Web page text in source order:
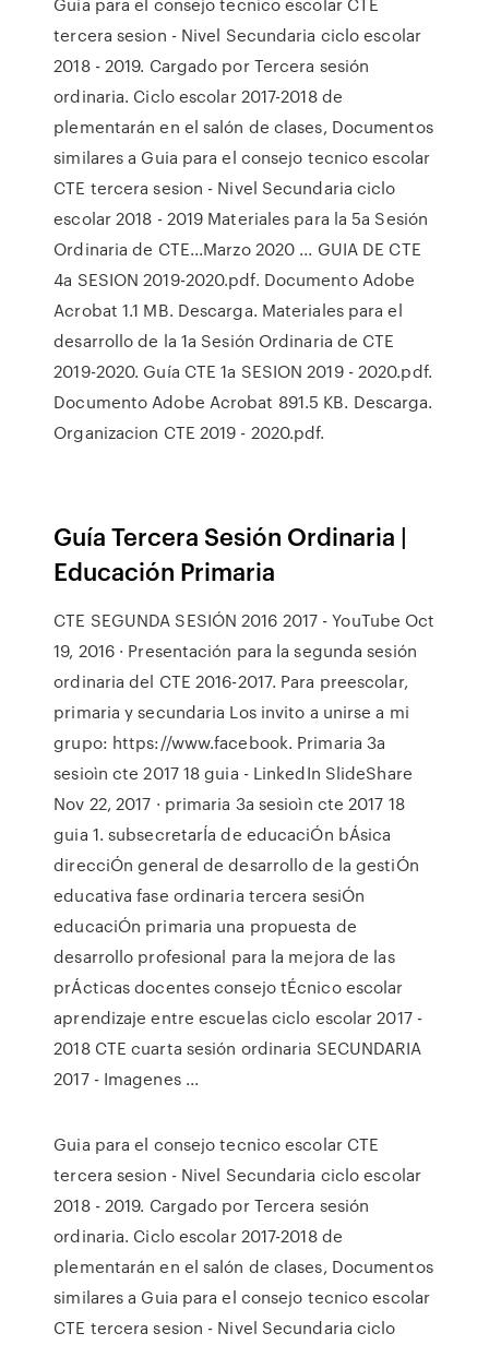
tercera sesion - Nivel Secundaria ciclo escolar
2018 - 2019. Cargado por Tercera sesión
ordinaria. Ciclo escolar 2017-2018 de
plementarán en el salón de clases, Documentos
similares a Guia para el consejo tecnico escolar
CTE tercera sesion - Nivel Secundaria ciclo
escolar 2018 - 2019 Materiales para la 5a Sesión
Ordinaria de CTE...Marzo 2020 ... GUIA DE CTE
4a SESION 2019-2020.pdf. Documento Adobe
Acrobat 1.1 MB. Descarga. Materiales para el
desarrollo de la 1a Sesión Ordinaria de CTE
2019-2020. Guía CTE 1a SESION 2019 - 2020.pdf.
Documento Adobe Acrobat 891.5 KB. Descarga.
Organizacion CTE 2019 - 2020.pdf.
Guía Tercera Sesión Ordinaria |
Educación Primaria
CTE SEGUNDA SESIÓN 2016 2017 - YouTube Oct
19, 2016 · Presentación para la segunda sesión
ordinaria del CTE 2016-2017. Para preescolar,
primaria y secundaria Los invito a unirse a mi
grupo: https://www.facebook. Primaria 3a
sesioìn cte 2017 18 guia - LinkedIn SlideShare
Nov 22, 2017 · primaria 3a sesioìn cte 2017 18
guia 1. subsecretarÍa de educaciÓn bÁsica
direcciÓn general de desarrollo de la gestiÓn
educativa fase ordinaria tercera sesiÓn
educaciÓn primaria una propuesta de
desarrollo profesional para la mejora de las
prÁcticas docentes consejo tÉcnico escolar
aprendizaje entre escuelas ciclo escolar 2017 -
2018 CTE cuarta sesión ordinaria SECUNDARIA
2017 - Imagenes ...
Guia para el consejo tecnico escolar CTE
tercera sesion - Nivel Secundaria ciclo escolar
2018 - 2019. Cargado por Tercera sesión
ordinaria. Ciclo escolar 2017-2018 de
plementarán en el salón de clases, Documentos
similares a Guia para el consejo tecnico escolar
CTE tercera sesion - Nivel Secundaria ciclo